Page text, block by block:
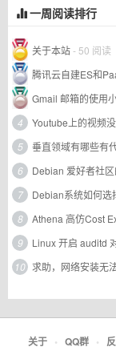
一周阅读排行
关于本站- 50 阅读
腾讯云自建ES和
Gmail 邮箱的使用
4
Youtube上的视频
5
垂直领域有哪些有
6
Debian 爱好者社
7
Debian系统如何选
8
Athena 高仿Cost
9
Linux 开启 auditd
10 求助，网络安装无
关于 • QQ群 •